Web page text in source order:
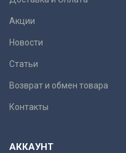
Акции
Новости
Статьи
Возврат и обмен товара
Контакты
АККАУНТ